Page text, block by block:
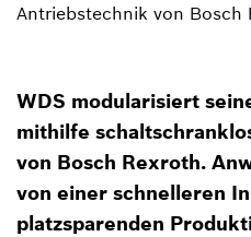
Antriebstechnik von Bosch
WDS modularisiert
mithilfe
von Bosch Rexroth.
von einer schnelleren
platzsparenden